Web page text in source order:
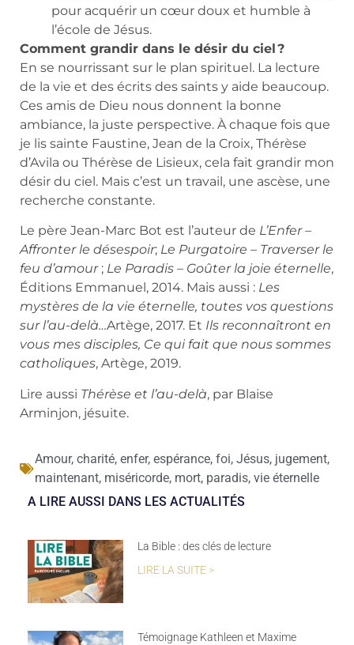
pour acquérir un cœur doux et humble à
l’école de Jésus.
Comment grandir dans le désir du ciel ?
En se nourrissant sur le plan spirituel. La lecture
de la vie et des écrits des saints y aide beaucoup.
Ces amis de Dieu nous donnent la bonne
ambiance, la juste perspective. À chaque fois que
je lis sainte Faustine, Jean de la Croix, Thérèse
d’Avila ou Thérèse de Lisieux, cela fait grandir mon
désir du ciel. Mais c’est un travail, une ascèse, une
recherche constante.
Le père Jean-Marc Bot est l’auteur de L’Enfer –
Affronter le désespoir; Le Purgatoire – Traverser le
feu d’amour ; Le Paradis – Goûter la joie éternelle,
Éditions Emmanuel, 2014. Mais aussi : Les
mystères de la vie éternelle, toutes vos questions
sur l’au-delà…Artège, 2017. Et Ils reconnaîtront en
vous mes disciples, Ce qui fait que nous sommes
catholiques, Artège, 2019.
Lire aussi Thérèse et l’au-delà, par Blaise
Arminjon, jésuite.
Amour, charité, enfer, espérance, foi, Jésus, jugement,
maintenant, miséricorde, mort, paradis, vie éternelle
A LIRE AUSSI DANS LES ACTUALITÉS
La Bible : des clés de lecture
LIRE LA SUITE >
Témoignage Kathleen et Maxime